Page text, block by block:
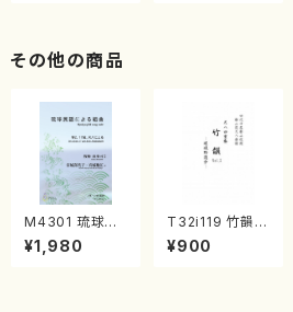
その他の商品
M4301 琉球民
謡による組曲
（箏/牧野由多可
¥1,980
T32i119 竹韻 V
OL2 ～嵯峨野
遊歩～（尺八/野
¥900